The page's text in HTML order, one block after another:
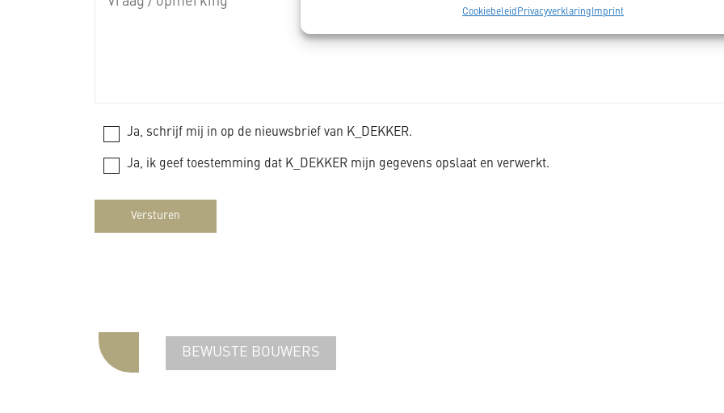
Zorg dragen voor beveiliging, fraude voorkomen en detecteren en
fouten opsporen, Advertenties en content leveren en tonen,
Cookiebeleid Privacyverklaring Imprint
Ja, schrijf mij in op de nieuwsbrief van K_DEKKER.
Ja, ik geef toestemming dat K_DEKKER mijn gegevens opslaat en verwerkt.
Versturen
BEWUSTE BOUWERS